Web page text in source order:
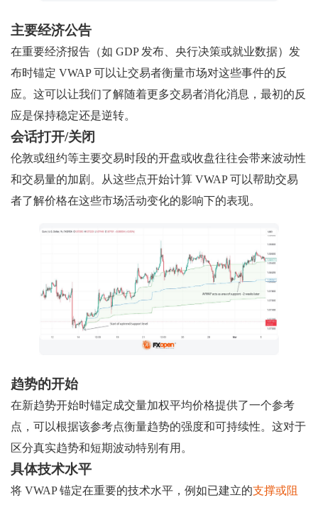
主要经济公告
在重要经济报告（如 GDP 发布、央行决策或就业数据）发
布时锚定 VWAP 可以让交易者衡量市场对这些事件的反
应。这可以让我们了解随着更多交易者消化消息，最初的反
应是保持稳定还是逆转。
会话打开/关闭
伦敦或纽约等主要交易时段的开盘或收盘往往会带来波动性
和交易量的加剧。从这些点开始计算 VWAP 可以帮助交易
者了解价格在这些市场活动变化的影响下的表现。
趋势的开始
在新趋势开始时锚定成交量加权平均价格提供了一个参考
点，可以根据该参考点衡量趋势的强度和可持续性。这对于
区分真实趋势和短期波动特别有用。
具体技术水平
将 VWAP 锚定在重要的技术水平，例如已建立的支撑或阻